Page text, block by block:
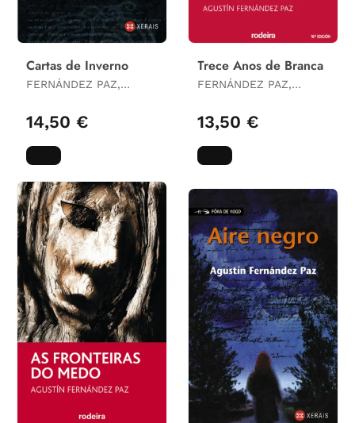
Cartas de Inverno
FERNÁNDEZ PAZ,
14,50 €
Trece Anos de Branca
FERNÁNDEZ PAZ,
13,50 €